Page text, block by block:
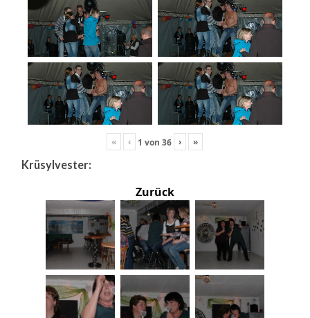
« ‹ 1 von36 › »
Krüsylvester:
Zurück